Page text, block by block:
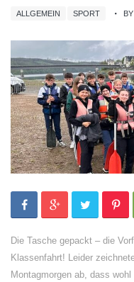
ALLGEMEIN SPORT
Die Tasche gepackt – die
Klassenfahrt! Leider
Montagmorgen ab, dass